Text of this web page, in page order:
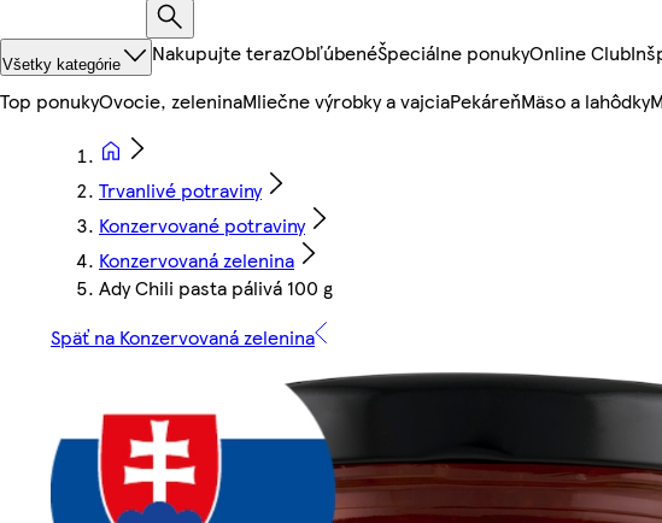
Všetky kategórie Nakupujte terazObľúbenéŠpeciálne ponukyOnline Club
Top ponukyOvocie, zeleninaMliečne výrobky a vajciaPekáreňMäso a lahôdky
Trvanlivé potraviny
Konzervované potraviny
Konzervovaná zelenina
Ady Chili pasta pálivá 100 g
Späť na Konzervovaná zelenina